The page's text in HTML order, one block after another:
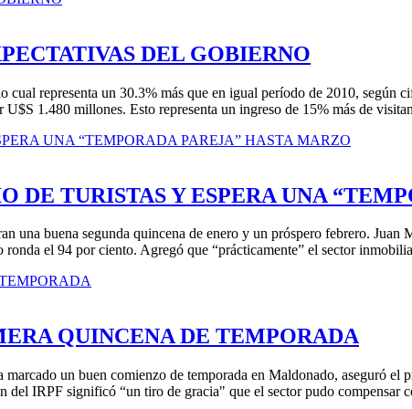
DEL GOBIERNO
representa un 30.3% más que en igual período de 2010, según
1.480 millones. Esto representa un ingreso de 15% más de
DE TURISTAS Y ESPERA UNA
buena segunda quincena de enero y un próspero febrero. Juan
el 94 por ciento. Agregó que “prácticamente” el sector
QUINCENA DE TEMPORADA
un buen comienzo de temporada en Maldonado, aseguró
del IRPF significó “un tiro de gracia" que el sector pudo